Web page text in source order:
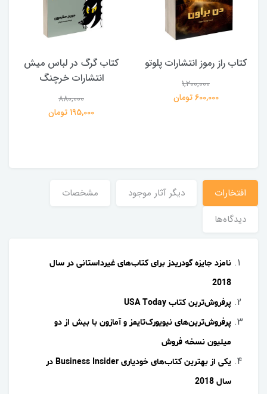
کتاب راز رموز انتشارات پلوتو
1,200,000
600,000 تومان
کتاب گرگ در لباس میش
انتشارات خرچنگ
880,000
195,000 تومان
افتخارات دیگر آثار موجود
مشخصات
دیدگاه‌ها
نامزد جایزه گودریدز برای کتاب‌های غیرداستانی در سال
2018
پرفروش‌ترین کتاب USA Today
پرفروش‌ترین‌های نیویورک‌تایمز و آمازون با بیش از دو
میلیون نسخه فروش
یکی از بهترین کتاب‌های خودیاری Business Insider در
سال 2018